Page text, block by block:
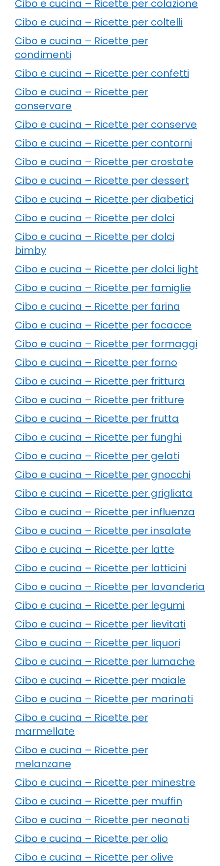
Cibo e cucina – Ricette per colazione
Cibo e cucina – Ricette per coltelli
Cibo e cucina – Ricette per
condimenti
Cibo e cucina – Ricette per confetti
Cibo e cucina – Ricette per
conservare
Cibo e cucina – Ricette per conserve
Cibo e cucina – Ricette per contorni
Cibo e cucina – Ricette per crostate
Cibo e cucina – Ricette per dessert
Cibo e cucina – Ricette per diabetici
Cibo e cucina – Ricette per dolci
Cibo e cucina – Ricette per dolci
bimby
Cibo e cucina – Ricette per dolci light
Cibo e cucina – Ricette per famiglie
Cibo e cucina – Ricette per farina
Cibo e cucina – Ricette per focacce
Cibo e cucina – Ricette per formaggi
Cibo e cucina – Ricette per forno
Cibo e cucina – Ricette per frittura
Cibo e cucina – Ricette per fritture
Cibo e cucina – Ricette per frutta
Cibo e cucina – Ricette per funghi
Cibo e cucina – Ricette per gelati
Cibo e cucina – Ricette per gnocchi
Cibo e cucina – Ricette per grigliata
Cibo e cucina – Ricette per influenza
Cibo e cucina – Ricette per insalate
Cibo e cucina – Ricette per latte
Cibo e cucina – Ricette per latticini
Cibo e cucina – Ricette per lavanderia
Cibo e cucina – Ricette per legumi
Cibo e cucina – Ricette per lievitati
Cibo e cucina – Ricette per liquori
Cibo e cucina – Ricette per lumache
Cibo e cucina – Ricette per maiale
Cibo e cucina – Ricette per marinati
Cibo e cucina – Ricette per
marmellate
Cibo e cucina – Ricette per
melanzane
Cibo e cucina – Ricette per minestre
Cibo e cucina – Ricette per muffin
Cibo e cucina – Ricette per neonati
Cibo e cucina – Ricette per olio
Cibo e cucina – Ricette per olive